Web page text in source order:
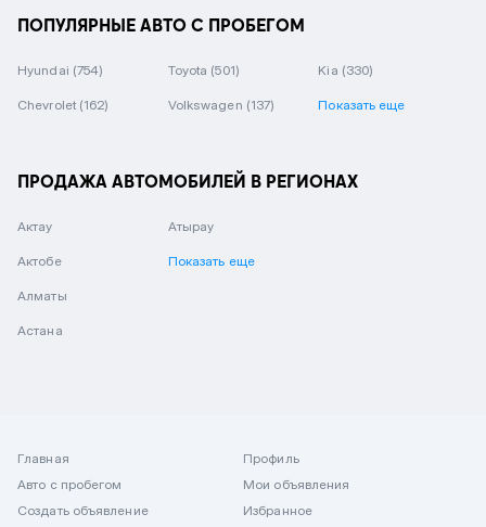
ПОПУЛЯРНЫЕ АВТО С ПРОБЕГОМ
Hyundai (754) Toyota (501) Kia (330)
Chevrolet (162) Volkswagen (137) Показать еще
ПРОДАЖА АВТОМОБИЛЕЙ В РЕГИОНАХ
Актау
Актобе
Алматы
Астана
Атырау
Показать еще
Главная
Авто с пробегом
Создать объявление
Профиль
Мои объявления
Избранное